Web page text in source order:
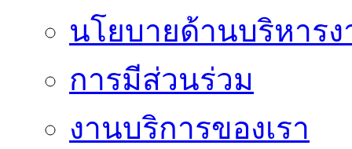
นโยบายด้านบริหาร
การมีส่วนร่วม
งานบริการของเรา